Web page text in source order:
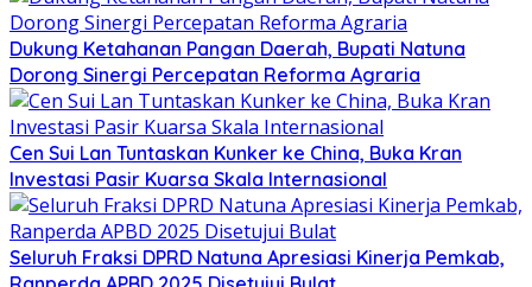
Dukung Ketahanan Pangan Daerah, Bupati Natuna
Dorong Sinergi Percepatan Reforma Agraria
Cen Sui Lan Tuntaskan Kunker ke China, Buka Kran
Investasi Pasir Kuarsa Skala Internasional
Seluruh Fraksi DPRD Natuna Apresiasi Kinerja Pemkab,